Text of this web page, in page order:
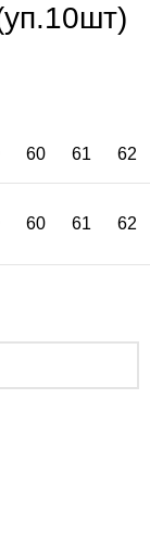
60 61 62
60 61 62